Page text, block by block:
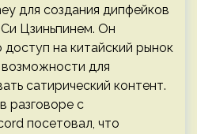
для создания дипфейков
Цзиньпинем. Он
на китайский рынок
для
сатирический контент.
разговоре с
посетовал, что